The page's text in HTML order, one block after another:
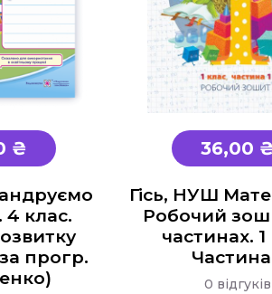
₴
4 клас.
прогр.
36,00 ₴
Гісь, НУШ
Робочий
частинах. 1
Частина
0 відгуків